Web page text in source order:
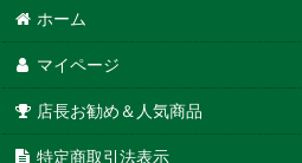
ホーム
マイページ
店長お勧め＆人気商品
特定商取引法表示